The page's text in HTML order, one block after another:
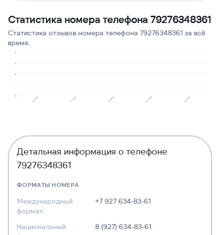
Статистика номера телефона 79276348361
Статистика отзывов номера телефона 79276348361 за всё
время.
0
1
2
3
4
08.2025 10.2025 02.2026 04.2026 06.2026
Детальная информация о телефоне
79276348361
ФОРМАТЫ НОМЕРА
Международный
формат:
+7 927 634-83-61
Национальный
8 (927) 634-83-61